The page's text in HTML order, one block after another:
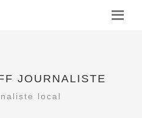
JOURNALISTE
local